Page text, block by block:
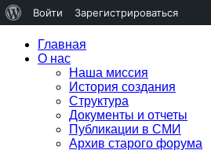
Skip
Главная
О нас
Наша миссия
История создания
Структура
Документы и отчеты
Публикации в СМИ
Архив старого форума
WordPress
Войти Зарегистрироваться